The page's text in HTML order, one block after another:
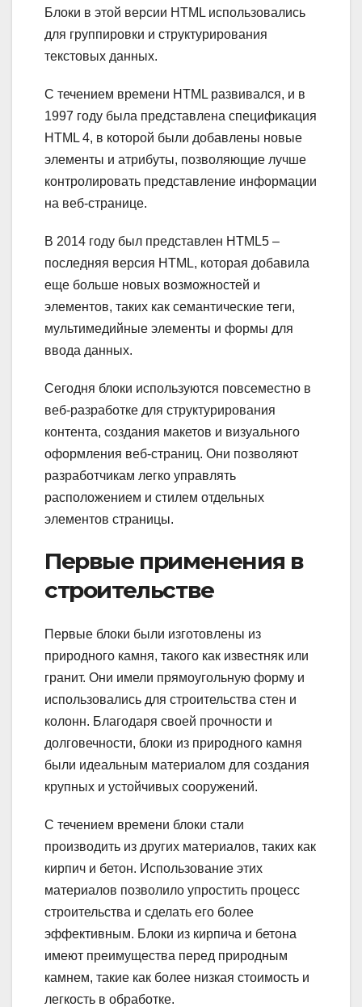
Блоки в этой версии HTML использовались
для группировки и структурирования
текстовых данных.
С течением времени HTML развивался, и в
1997 году была представлена спецификация
HTML 4, в которой были добавлены новые
элементы и атрибуты, позволяющие лучше
контролировать представление информации
на веб-странице.
В 2014 году был представлен HTML5 –
последняя версия HTML, которая добавила
еще больше новых возможностей и
элементов, таких как семантические теги,
мультимедийные элементы и формы для
ввода данных.
Сегодня блоки используются повсеместно в
веб-разработке для структурирования
контента, создания макетов и визуального
оформления веб-страниц. Они позволяют
разработчикам легко управлять
расположением и стилем отдельных
элементов страницы.
Первые применения в
строительстве
Первые блоки были изготовлены из
природного камня, такого как известняк или
гранит. Они имели прямоугольную форму и
использовались для строительства стен и
колонн. Благодаря своей прочности и
долговечности, блоки из природного камня
были идеальным материалом для создания
крупных и устойчивых сооружений.
С течением времени блоки стали
производить из других материалов, таких как
кирпич и бетон. Использование этих
материалов позволило упростить процесс
строительства и сделать его более
эффективным. Блоки из кирпича и бетона
имеют преимущества перед природным
камнем, такие как более низкая стоимость и
легкость в обработке.